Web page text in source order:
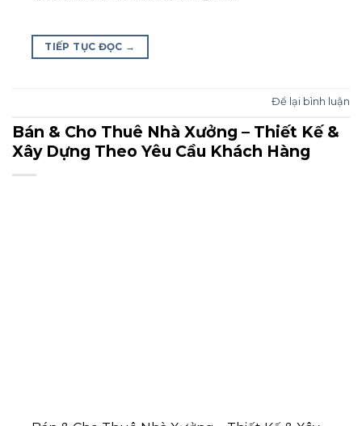
TIẾP TỤC ĐỌC →
Để lại bình luận
Bán & Cho Thuê Nhà Xưởng – Thiết Kế &
Xây Dựng Theo Yêu Cầu Khách Hàng